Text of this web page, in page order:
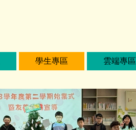
學生專區 雲端專區